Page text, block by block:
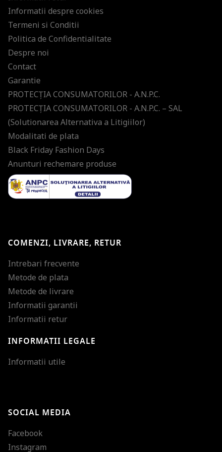
Informatii despre cookies
Termeni si Conditii
Politica de Confidentialitate
Despre noi
Contact
Garantie
PROTECŢIA CONSUMATORILOR - A.N.P.C.
PROTECŢIA CONSUMATORILOR - A.N.P.C. – SAL
(Solutionarea Alternativa a Litigiilor)
Modalitati de plata
Black Friday Fashion Days
Anunturi rechemare produse
COMENZI, LIVRARE, RETUR
Intrebari frecvente
Metode de plata
Metode de livrare
Informatii garantii
Informatii retur
INFORMATII LEGALE
Informatii utile
SOCIAL MEDIA
Facebook
Instagram